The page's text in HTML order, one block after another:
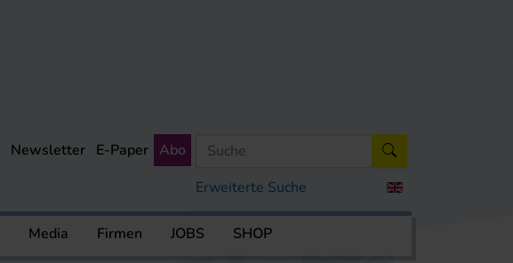
Erweiterte Suche
Newsletter E-Paper Abo
Media Firmen JOBS SHOP